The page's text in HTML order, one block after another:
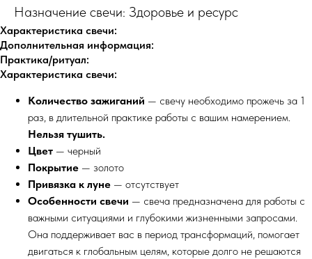
Назначение свечи: Здоровье и ресурс
Характеристика свечи:
Дополнительная информация:
Практика/ритуал:
Характеристика свечи:
Количество зажиганий — свечу необходимо прожечь за 1
раз, в длительной практике работы с вашим намерением.
Нельзя тушить.
Цвет — черный
Покрытие — золото
Привязка к луне — отсутствует
Особенности свечи — свеча предназначена для работы с
важными ситуациями и глубокими жизненными запросами.
Она поддерживает вас в период трансформаций, помогает
двигаться к глобальным целям, которые долго не решаются